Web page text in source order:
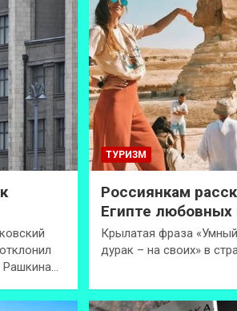
Рашкина…
ТУРИЗМ
Россиянкам
Египте любовных
Крылатая фраза
дурак – на своих» в